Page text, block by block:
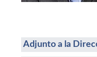
Adjunto a la